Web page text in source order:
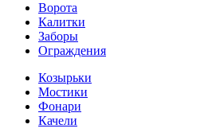
Ворота
Калитки
Заборы
Ограждения
Козырьки
Мостики
Фонари
Качели